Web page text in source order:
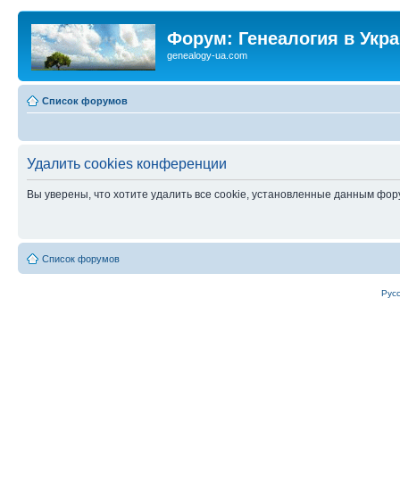
Форум: Генеалогия в
genealogy-ua.com
Список форумов
Удалить cookies конференции
Вы уверены, что хотите удалить все cookie, установленные данным
Список форумов